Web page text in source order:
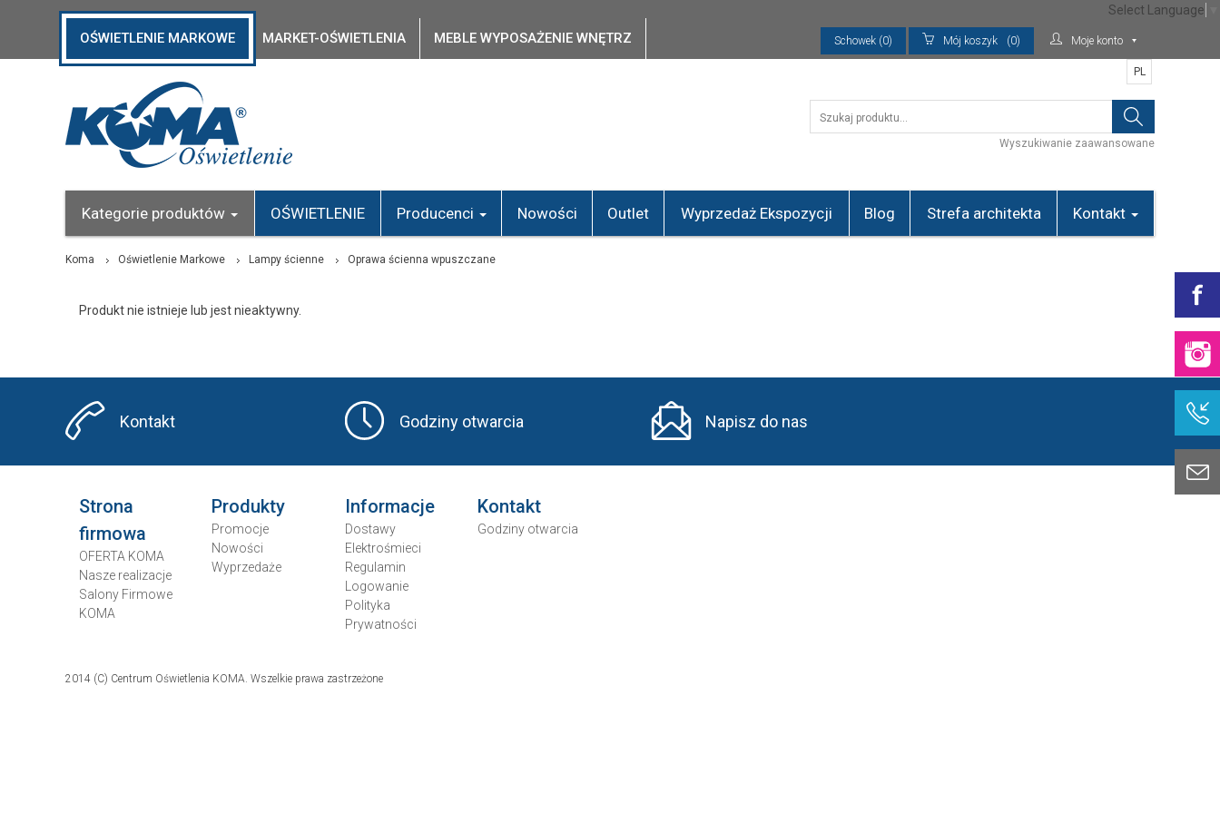
OŚWIETLENIE MARKOWE MARKET-OŚWIETLENIA MEBLE WYPOSAŻENIE WNĘTRZ Schowek (0) Mój koszyk (0) Moje konto
Wyszukiwanie zaawansowane
PL
Kategorie produktów OŚWIETLENIE Producenci Nowości Outlet Wyprzedaż Ekspozycji Blog Strefa architekta Kontakt
Koma Oświetlenie Markowe Lampy ścienne Oprawa ścienna wpuszczane
Produkt nie istnieje lub jest nieaktywny.
Kontakt Godziny otwarcia Napisz do nas
Strona
firmowa
OFERTA KOMA
Nasze realizacje
Salony Firmowe
KOMA
Produkty
Promocje
Nowości
Wyprzedaże
Informacje
Dostawy
Elektrośmieci
Regulamin
Logowanie
Polityka
Prywatności
Kontakt
Godziny otwarcia
2014 (C) Centrum Oświetlenia KOMA. Wszelkie prawa zastrzeżone
Select Language